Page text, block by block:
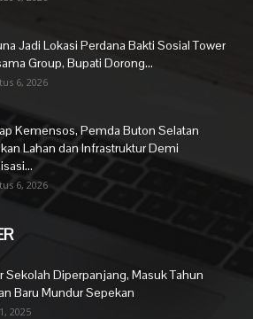
Jadi Lokasi Perdana Bakti Sosial Tower
Group, Bupati Dorong...
6, 2026
Kemensos, Pemda Buton Selatan
Lahan dan Infrastruktur Demi
6, 2026
Sekolah Diperpanjang, Masuk Tahun
Baru Mundur Sepekan
2025